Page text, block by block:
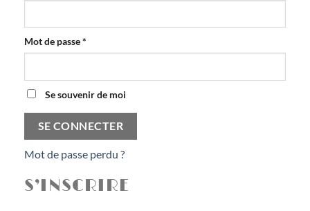
Mot de passe*
Se souvenir de moi
SE CONNECTER
Mot de passe perdu ?
S’INSCRIRE